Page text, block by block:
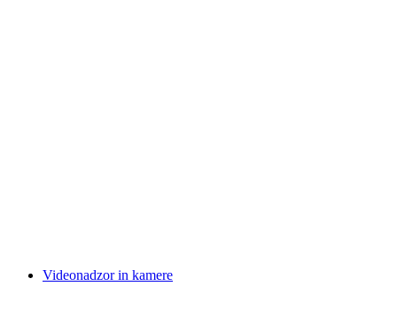
Videonadzor in kamere